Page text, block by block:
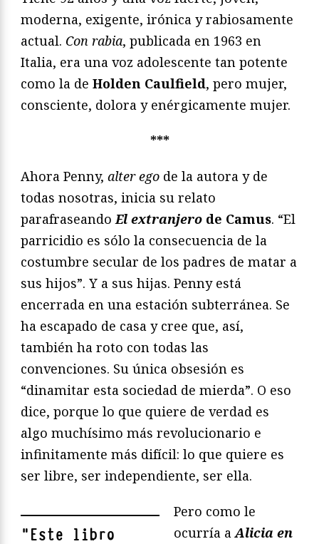
moderna, exigente, irónica y rabiosamente
actual. Con rabia, publicada en 1963 en
Italia, era una voz adolescente tan potente
como la de Holden Caulfield, pero mujer,
consciente, dolora y enérgicamente mujer.
***
Ahora Penny, alter ego de la autora y de
todas nosotras, inicia su relato
parafraseandoEl extranjero de Camus. “El
parricidio es sólo la consecuencia de la
costumbre secular de los padres de matar a
sus hijos”. Y a sus hijas. Penny está
encerrada en una estación subterránea. Se
ha escapado de casa y cree que, así,
también ha roto con todas las
convenciones. Su única obsesión es
“dinamitar esta sociedad de mierda”. O eso
dice, porque lo que quiere de verdad es
algo muchísimo más revolucionario e
infinitamente más difícil: lo que quiere es
ser libre, ser independiente, ser ella.
"Este libro
Pero como le
ocurría aAlicia en